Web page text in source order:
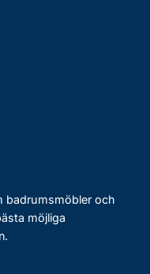
badrumsmöbler och
möjliga